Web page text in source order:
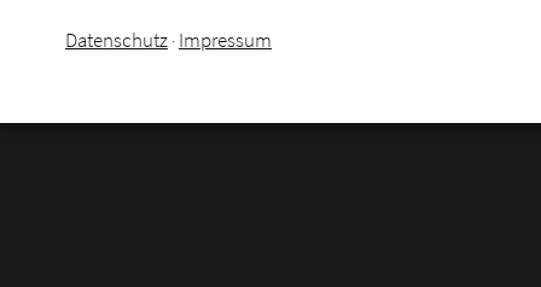
Datenschutz · Impressum